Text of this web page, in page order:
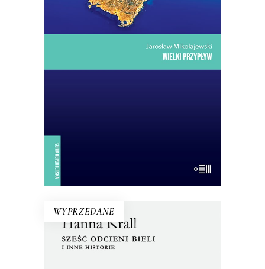
Mikołajewski z czułością i delikatnością
kreśli reporterski portret wyspy –
przedsionka Ziemi Obiecanej
uchodźców. Lampedusa jest kroplą:
skupiają się w niej jak w soczewce
WYPRZEDANE